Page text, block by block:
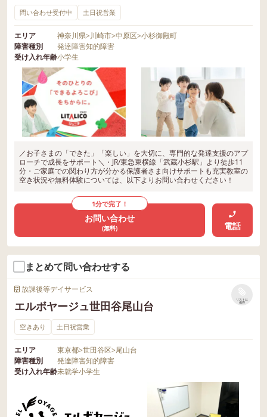
問い合わせ受付中 土日祝営業
エリア 神奈川県>川崎市>中原区>小杉御殿町
障害種別
発達障害知的障害
受け入れ年齢小学生
／お子さまの「できた」「楽しい」を大切に、専門的な発達支援のアプ
ローチで成長をサポート＼・JR/東急東横線「武蔵小杉駅」より徒歩11
分・ご家庭での関わり方が分かる保護者さま向けサポートも充実教室の
空き状況や無料体験については、以下よりお問い合わせください！
1分で完了！
お問い合わせ
(無料) 電話
まとめて問い合わせする
放課後等デイサービス
エルボヤージュ世田谷尾山台
リストに
保存
空きあり 土日祝営業
エリア 東京都>世田谷区>尾山台
障害種別
発達障害知的障害
受け入れ年齢未就学小学生